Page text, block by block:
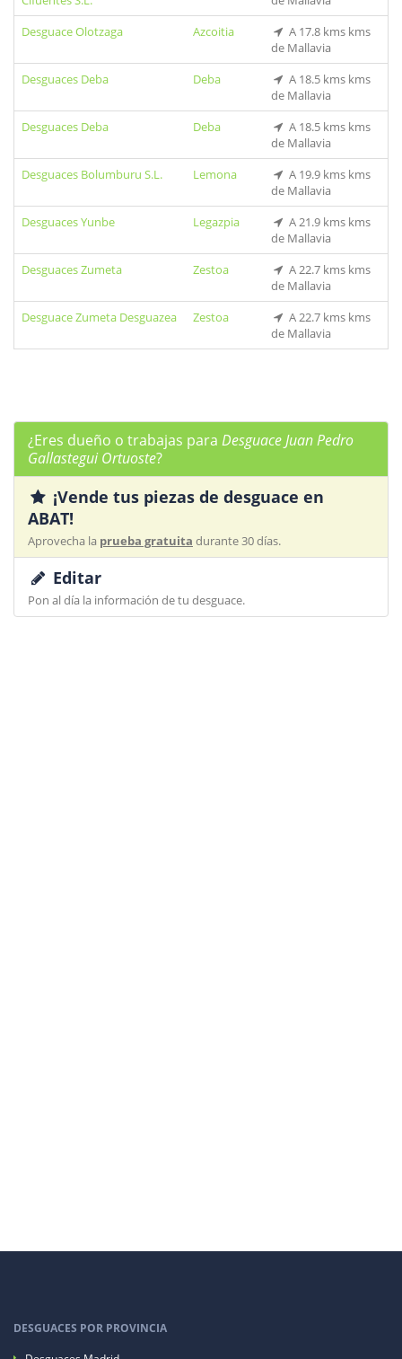
Desguace Olotzaga
Azcoitia
A 17.8 kms kms
de Mallavia
Desguaces Deba
Deba
A 18.5 kms kms
de Mallavia
Desguaces Deba
Deba
A 18.5 kms kms
de Mallavia
Desguaces Bolumburu S.L.
Lemona
A 19.9 kms kms
de Mallavia
Desguaces Yunbe
Legazpia
A 21.9 kms kms
de Mallavia
Desguaces Zumeta
Zestoa
A 22.7 kms kms
de Mallavia
Desguace Zumeta Desguazea
Zestoa
A 22.7 kms kms
de Mallavia
¿Eres dueño o trabajas para Desguace Juan Pedro
Gallastegui Ortuoste?
¡Vende tus piezas de desguace en
ABAT!
Aprovecha la prueba gratuita durante 30 días.
Editar
Pon al día la información de tu desguace.
DESGUACES POR PROVINCIA